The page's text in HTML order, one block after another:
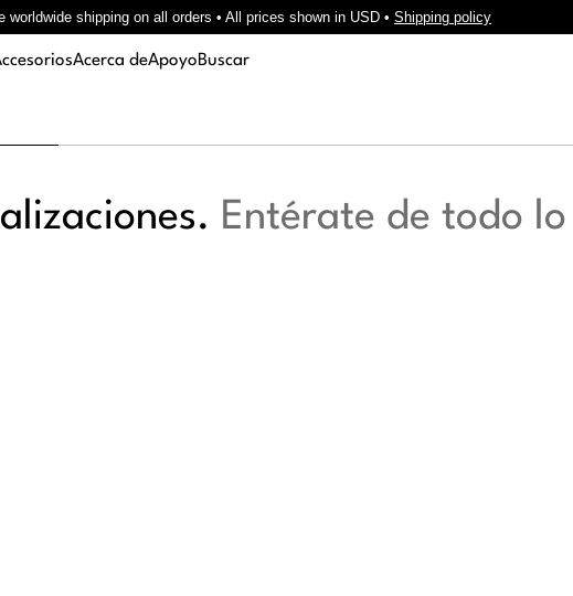
Acerca deApoyoBuscar
Entérate de todo
worldwide shipping on all orders • All prices shown in USD • Shipping policy